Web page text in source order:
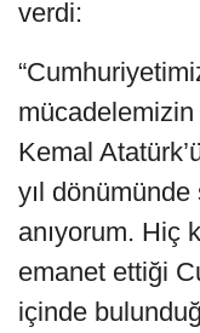
verdi:
Kemal
yıl
anıyorum. Hiç
emanet ettiği
içinde